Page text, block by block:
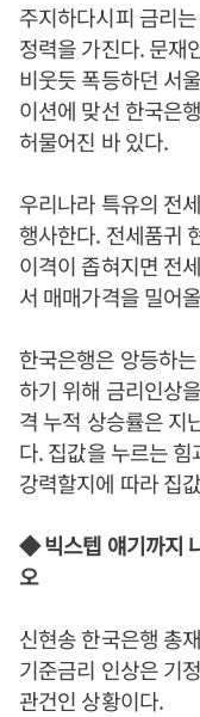
주지하다시피 금리
정력을 가진다. 문재
비웃듯 폭등하던 서
이션에 맞선 한국은
허물어진 바 있다.
우리나라 특유의 전
행사한다. 전세품귀
이격이 좁혀지면 전
서 매매가격을 밀어
한국은행은 앙등하
하기 위해 금리인상
격 누적 상승률은 지
다. 집값을 누르는
강력할지에 따라 집
◆ 빅스텝 얘기까지
오
신현송 한국은행 총
기준금리 인상은 기
관건인 상황이다.